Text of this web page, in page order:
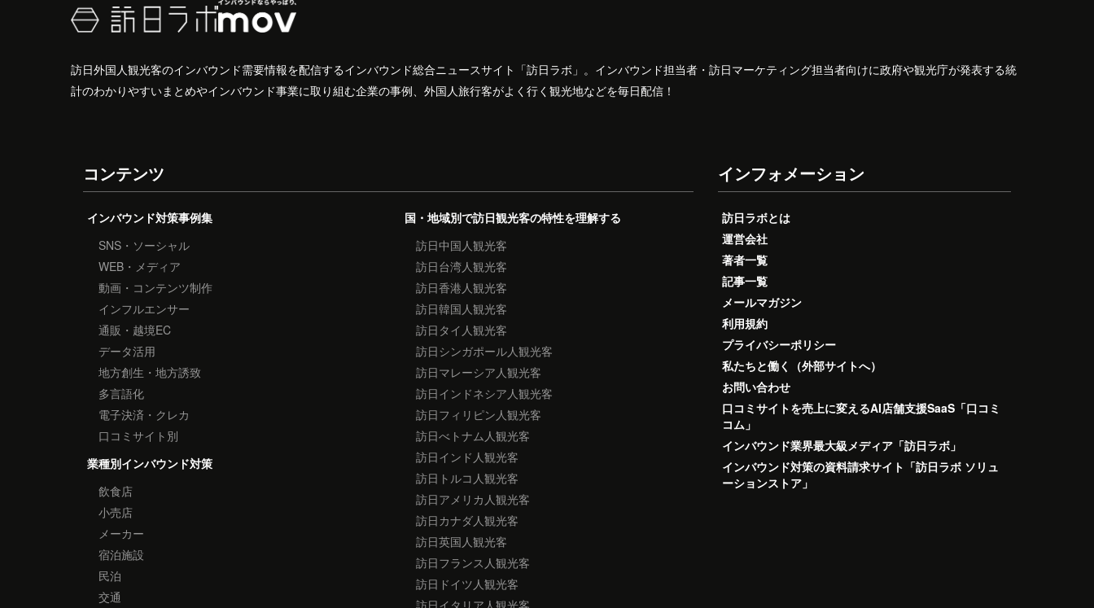
訪日外国人観光客のインバウンド需要情報を配信するインバウンド総合ニュースサイト「訪日ラボ」。インバウンド担当者・訪日マーケティング担当者向けに政府や観光庁が発表する統
計のわかりやすいまとめやインバウンド事業に取り組む企業の事例、外国人旅行客がよく行く観光地などを毎日配信！
コンテンツ
インバウンド対策事例集
SNS・ソーシャル
WEB・メディア
動画・コンテンツ制作
インフルエンサー
通販・越境EC
データ活用
地方創生・地方誘致
多言語化
電子決済・クレカ
口コミサイト別
業種別インバウンド対策
飲食店
小売店
メーカー
宿泊施設
民泊
交通
国・地域別で訪日観光客の特性を理解する
訪日中国人観光客
訪日台湾人観光客
訪日香港人観光客
訪日韓国人観光客
訪日タイ人観光客
訪日シンガポール人観光客
訪日マレーシア人観光客
訪日インドネシア人観光客
訪日フィリピン人観光客
訪日べトナム人観光客
訪日インド人観光客
訪日トルコ人観光客
訪日アメリカ人観光客
訪日カナダ人観光客
訪日英国人観光客
訪日フランス人観光客
訪日ドイツ人観光客
インフォメーション
訪日ラボとは
運営会社
著者一覧
記事一覧
メールマガジン
利用規約
プライバシーポリシー
私たちと働く（外部サイトへ）
お問い合わせ
口コミサイトを売上に変えるAI店舗支援SaaS「口コミ
コム」
インバウンド業界最大級メディア「訪日ラボ」
インバウンド対策の資料請求サイト「訪日ラボ ソリュ
ーションストア」